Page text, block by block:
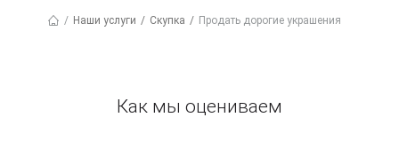
Наши услуги Скупка Продать дорогие украшения
Как мы оцениваем